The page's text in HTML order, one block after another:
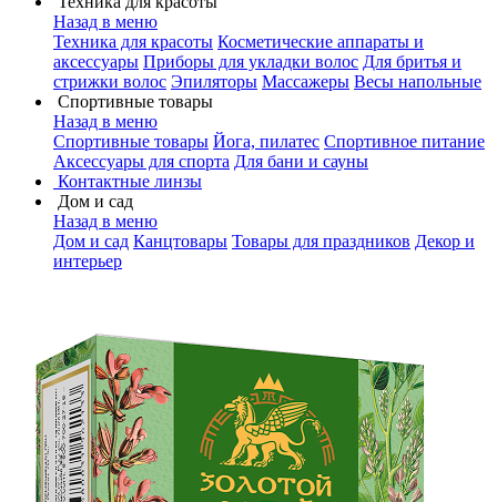
Назад в меню
Техника для красоты Косметические аппараты и
аксессуары Приборы для укладки волос Для бритья и
стрижки волос Эпиляторы Массажеры Весы напольные
Спортивные товары
Назад в меню
Спортивные товары Йога, пилатес Спортивное питание
Аксессуары для спорта Для бани и сауны
Контактные линзы
Дом и сад
Назад в меню
Дом и сад Канцтовары Товары для праздников Декор и
интерьер